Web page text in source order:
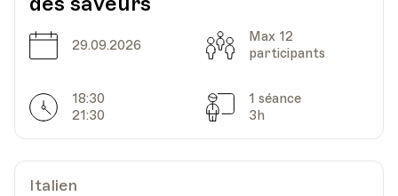
Date
29.09.2026 Capacité
Max 12
participants
Horarires
18:30
21:30
Séances
1 séance
3h
Italien